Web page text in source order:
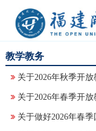
教学教务
关于2026年秋季开
关于2026年春季开
关于做好2026年春